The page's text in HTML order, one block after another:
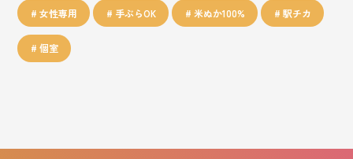
女性専用 手ぶらOK 米ぬか100% 駅チカ
個室